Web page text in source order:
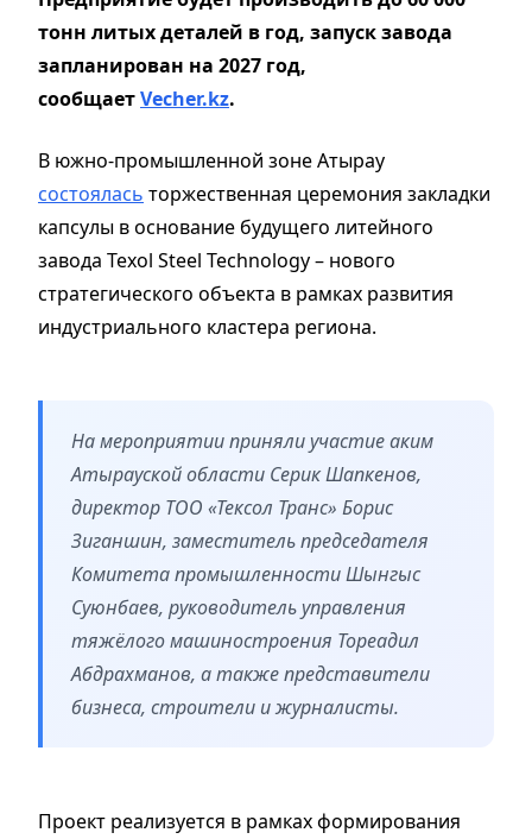
тонн литых деталей в год, запуск завода
запланирован на 2027 год,
сообщаетVecher.kz.
В южно-промышленной зоне Атырау
состоялась торжественная церемония закладки
капсулы в основание будущего литейного
завода Texol Steel Technology – нового
стратегического объекта в рамках развития
индустриального кластера региона.
На мероприятии приняли участие аким
Атырауской области Серик Шапкенов,
директор ТОО «Тексол Транс» Борис
Зиганшин, заместитель председателя
Комитета промышленности Шынгыс
Суюнбаев, руководитель управления
тяжёлого машиностроения Тореадил
Абдрахманов, а также представители
бизнеса, строители и журналисты.
Проект реализуется в рамках формирования